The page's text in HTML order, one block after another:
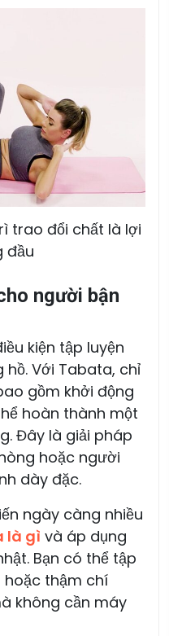
trao đổi chất là lợi
đầu
người bận
kiện tập luyện
Với Tabata, chỉ
gồm khởi động
hoàn thành một
Đây là giải pháp
hoặc người
dày đặc.
ngày càng nhiều
là gì và áp dụng
Bạn có thể tập
hoặc thậm chí
không cần máy